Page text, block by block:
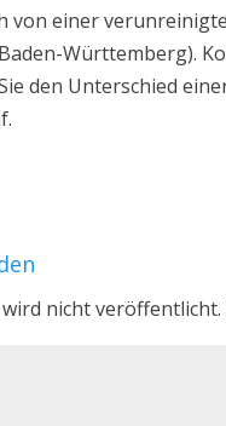
von einer
Württemberg).
den Unterschied
nicht veröffentlicht.